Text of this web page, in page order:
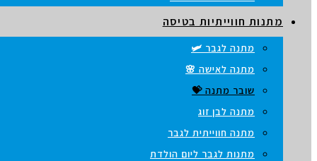
מתנות חווייתיות בטיסה
מתנה לגבר 🛩️
מתנה לאישה 🌸
שובר מתנה 💝
מתנה לבן זוג
מתנה חווייתית לגבר
מתנות לגבר ליום הולדת